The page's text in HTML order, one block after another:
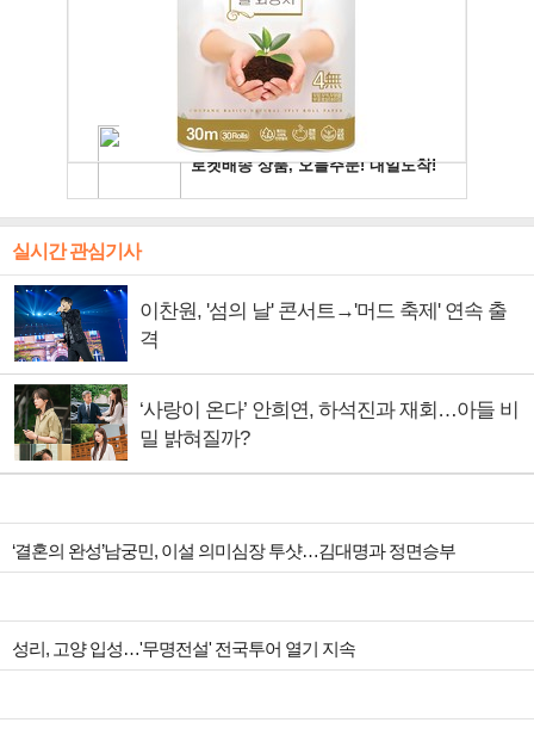
실시간 관심기사
이찬원, '섬의 날' 콘서트→'머드 축제' 연속 출
격
‘사랑이 온다’ 안희연, 하석진과 재회…아들 비
밀 밝혀질까?
‘결혼의 완성’남궁민, 이설 의미심장 투샷…김대명과 정면승부
성리, 고양 입성…'무명전설' 전국투어 열기 지속